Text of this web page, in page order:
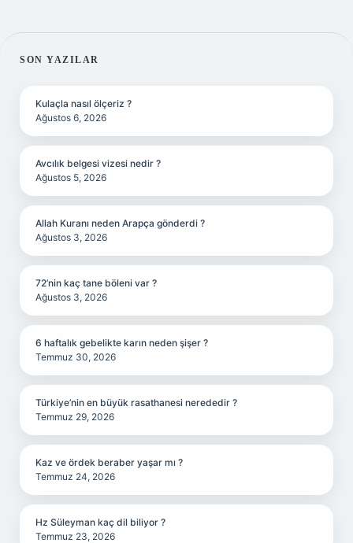
SIDEBAR
SON YAZILAR
Kulaçla nasıl ölçeriz ?
Ağustos 6, 2026
Avcılık belgesi vizesi nedir ?
Ağustos 5, 2026
Allah Kuranı neden Arapça gönderdi ?
Ağustos 3, 2026
72’nin kaç tane böleni var ?
Ağustos 3, 2026
6 haftalık gebelikte karın neden şişer ?
Temmuz 30, 2026
Türkiye’nin en büyük rasathanesi nerededir ?
Temmuz 29, 2026
Kaz ve ördek beraber yaşar mı ?
Temmuz 24, 2026
Hz Süleyman kaç dil biliyor ?
Temmuz 23, 2026